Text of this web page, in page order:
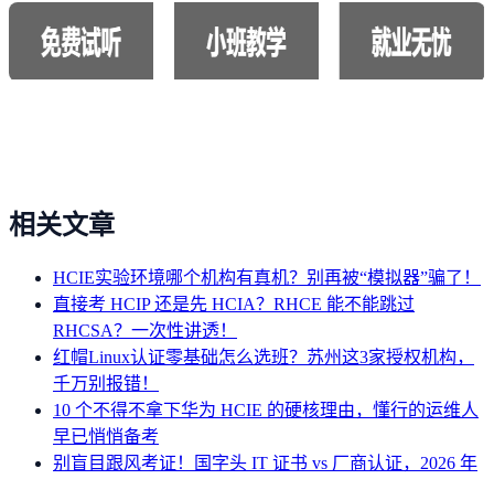
相关文章
HCIE实验环境哪个机构有真机？别再被“模拟器”骗了！
直接考 HCIP 还是先 HCIA？RHCE 能不能跳过
RHCSA？一次性讲透！
红帽Linux认证零基础怎么选班？苏州这3家授权机构，
千万别报错！
10 个不得不拿下华为 HCIE 的硬核理由，懂行的运维人
早已悄悄备考
别盲目跟风考证！国字头 IT 证书 vs 厂商认证，2026 年